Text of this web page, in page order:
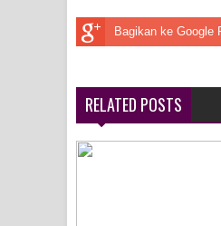
Bagikan ke Google
RELATED POSTS